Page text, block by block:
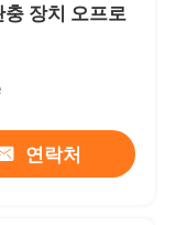
장치 오프로
연락처